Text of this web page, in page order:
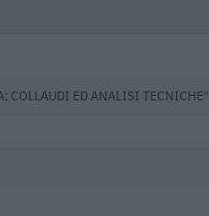
COLLAUDI ED ANALISI TECNICHE"